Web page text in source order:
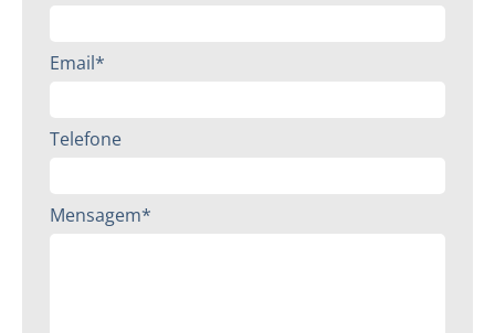
Email*
Telefone
Mensagem*